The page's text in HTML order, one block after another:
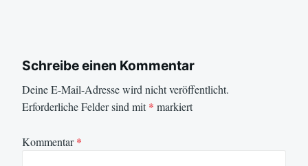
Schreibe einen Kommentar
Deine E-Mail-Adresse wird nicht veröffentlicht.
Erforderliche Felder sind mit* markiert
Kommentar*